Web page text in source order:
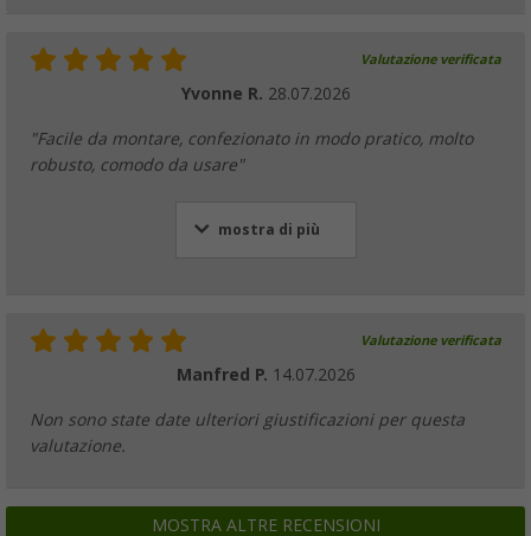
Valutazione verificata
Yvonne R. 28.07.2026
"Facile da montare, confezionato in modo pratico, molto
robusto, comodo da usare"
mostra di più
Valutazione verificata
Manfred P. 14.07.2026
Non sono state date ulteriori giustificazioni per questa
valutazione.
MOSTRA ALTRE RECENSIONI